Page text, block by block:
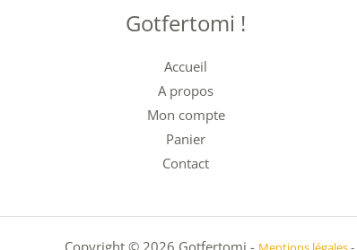
Gotfertomi !
Accueil
A propos
Mon compte
Panier
Contact
Copyright © 2026 Gotfertomi -